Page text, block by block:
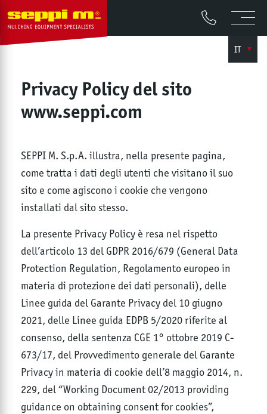
IT
Privacy Policy del sito
www.seppi.com
SEPPI M. S.p.A. illustra, nella presente pagina,
come tratta i dati degli utenti che visitano il suo
sito e come agiscono i cookie che vengono
installati dal sito stesso.
La presente Privacy Policy è resa nel rispetto
dell’articolo 13 del GDPR 2016/679 (General Data
Protection Regulation, Regolamento europeo in
materia di protezione dei dati personali), delle
Linee guida del Garante Privacy del 10 giugno
2021, delle Linee guida EDPB 5/2020 riferite al
consenso, della sentenza CGE 1° ottobre 2019 C-
673/17, del Provvedimento generale del Garante
Privacy in materia di cookie dell’8 maggio 2014, n.
229, del “Working Document 02/2013 providing
guidance on obtaining consent for cookies”,